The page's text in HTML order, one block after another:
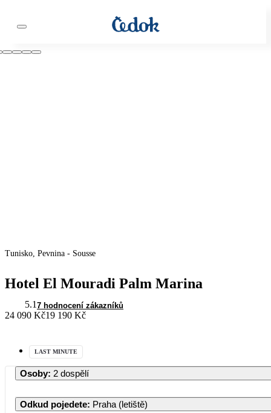
Tunisko, Pevnina - Sousse
Hotel El Mouradi Palm Marina
5.1 7 hodnocení zákazníků
24 090 Kč19 190 Kč
LAST MINUTE
Osoby: 2 dospělí
Odkud pojedete: Praha (letiště)